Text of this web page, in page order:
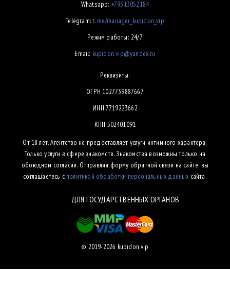
Whatsapp: +79313052184
Telegram:t.me/manager_kupidon_vip
Режим работы: 24/7
Email: kupidon.vip@yandex.ru
Реквизиты:
ОГРН 1027739887667
ИНН 7719223662
КПП 502401091
От 18 лет. Агентство не предоставляет услуги интимного характера.
Только услуги в сфере знакомств. Знакомства возможны только на
обоюдном согласии. Отправляя форму обратной связи на сайте, вы
соглашаетесь с политикой обработки персональных данных сайта.
ДЛЯ ГОСУДАРСТВЕННЫХ ОРГАНОВ
© 2019-2026 kupidon.vip